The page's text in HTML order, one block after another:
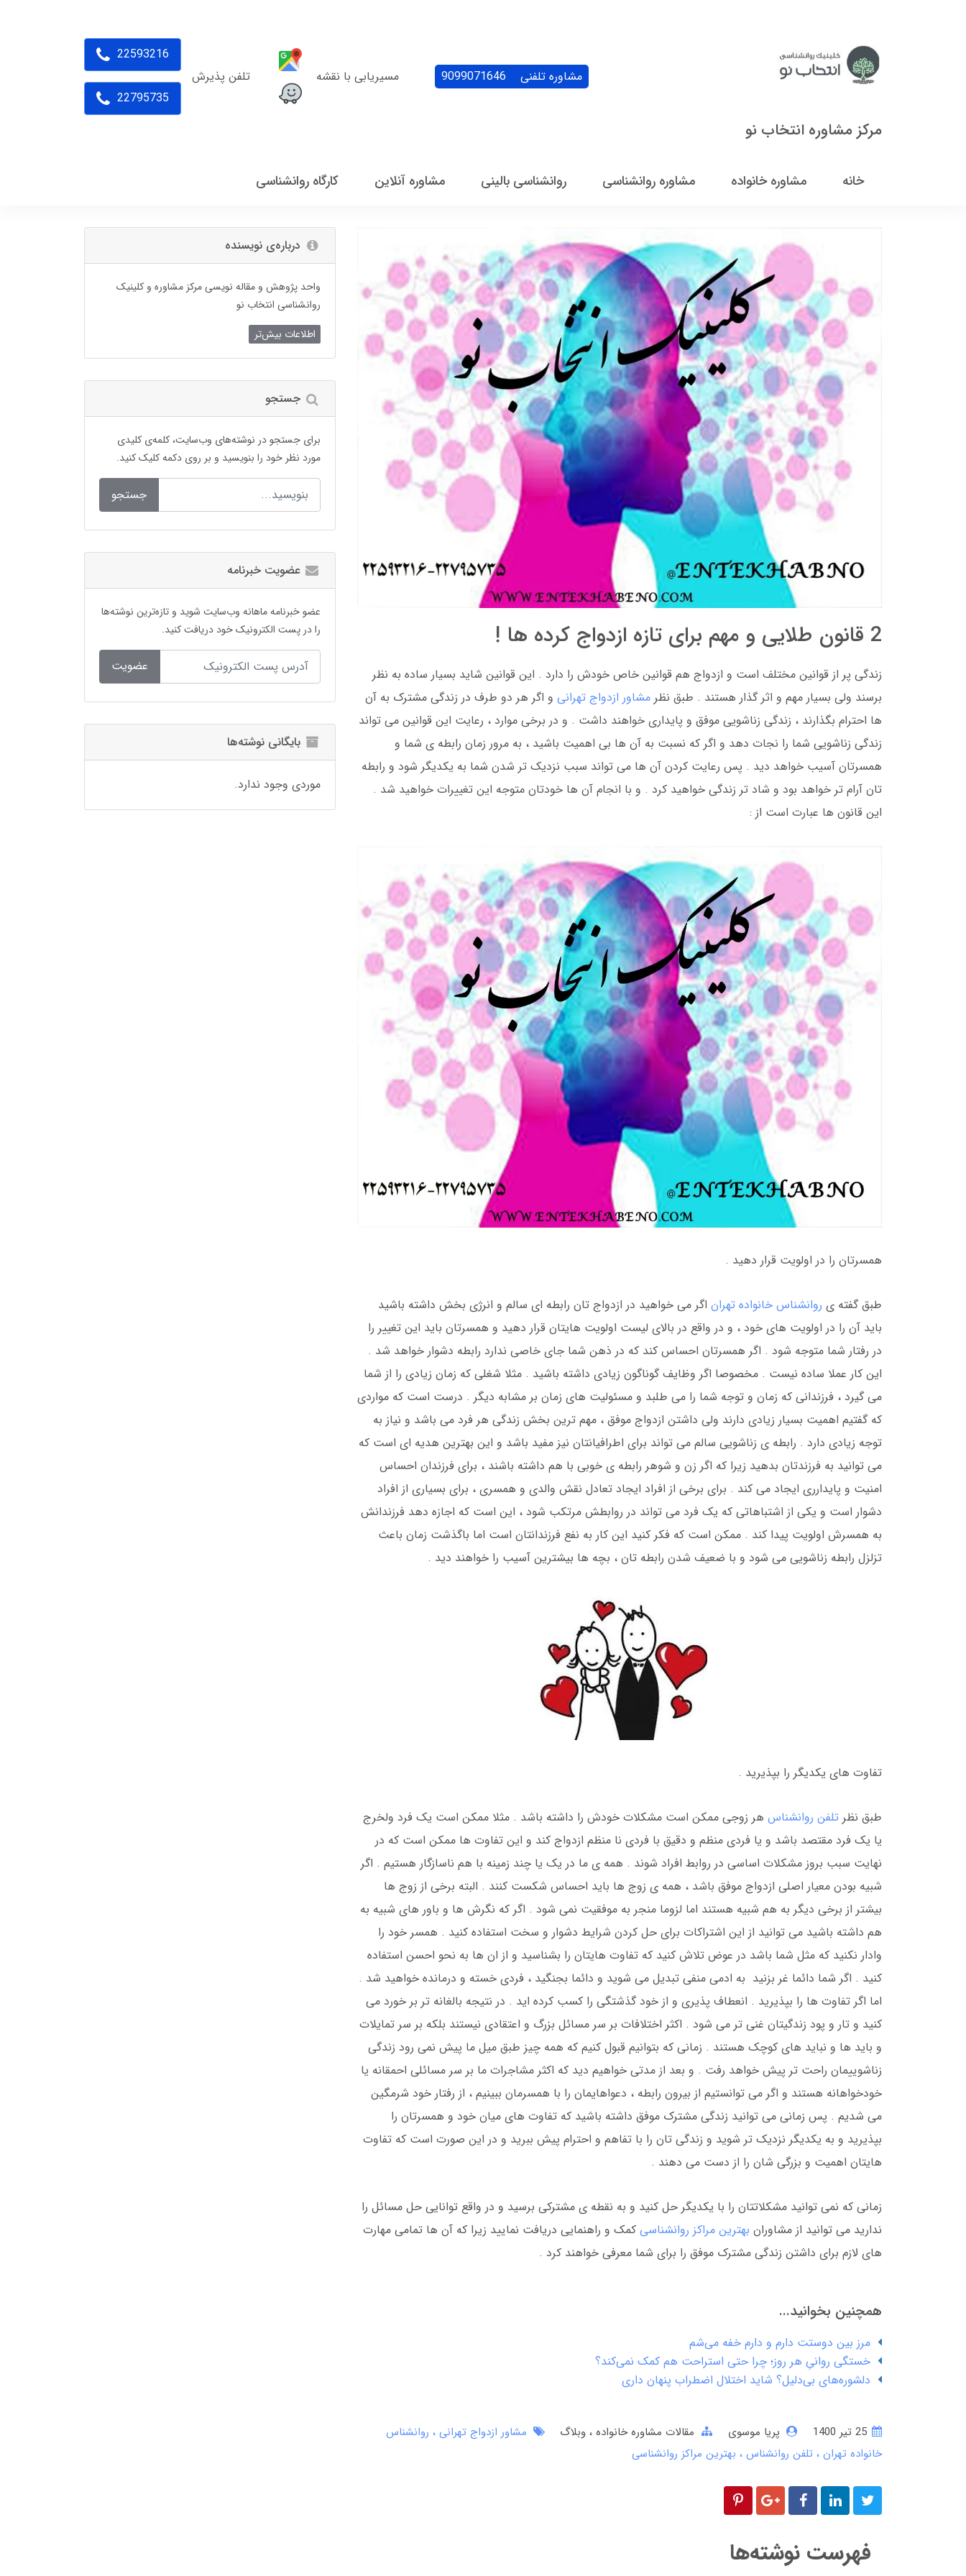
مرکز مشاوره انتخاب نو
مشاوره تلفنی 9099071646 مسیریابی با نقشه تلفن پذیرش
22593216
22795735
خانه مشاوره خانواده مشاوره روانشناسی روانشناسی بالینی مشاوره آنلاین کارگاه روانشناسی
2 قانون طلایی و مهم برای تازه ازدواج کرده ها !
زندگی پر از قوانین مختلف است و ازدواج هم قوانین خاص خودش را دارد . این قوانین شاید بسیار ساده به نظر
برسند ولی بسیار مهم و اثر گذار هستند . طبق نظر مشاور ازدواج تهرانی و اگر هر دو طرف در زندگی مشترک به آن
ها احترام بگذارند ، زندگی زناشویی موفق و پایداری خواهند داشت . و در برخی موارد ، رعایت این قوانین می تواند
زندگی زناشویی شما را نجات دهد و اگر که نسبت به آن ها بی اهمیت باشید ، به مرور زمان رابطه ی شما و
همسرتان آسیب خواهد دید . پس رعایت کردن آن ها می تواند سبب نزدیک تر شدن شما به یکدیگر شود و رابطه
تان آرام تر خواهد بود و شاد تر زندگی خواهید کرد . و با انجام آن ها خودتان متوجه این تغییرات خواهید شد .
این قانون ها عبارت است از :
همسرتان را در اولویت قرار دهید .
طبق گفته ی روانشناس خانواده تهران اگر می خواهید در ازدواج تان رابطه ای سالم و انرژی بخش داشته باشید
باید آن را در اولویت های خود ، و در واقع در بالای لیست اولویت هایتان قرار دهید و همسرتان باید این تغییر را
در رفتار شما متوجه شود . اگر همسرتان احساس کند که در ذهن شما جای خاصی ندارد رابطه دشوار خواهد شد .
این کار عملا ساده نیست . مخصوصا اگر وظایف گوناگون زیادی داشته باشید . مثلا شغلی که زمان زیادی را از شما
می گیرد ، فرزندانی که زمان و توجه شما را می طلبد و مسئولیت های زمان بر مشابه دیگر . درست است که مواردی
که گفتیم اهمیت بسیار زیادی دارند ولی داشتن ازدواج موفق ، مهم ترین بخش زندگی هر فرد می باشد و نیاز به
توجه زیادی دارد . رابطه ی زناشویی سالم می تواند برای اطرافیانتان نیز مفید باشد و این بهترین هدیه ای است که
می توانید به فرزندتان بدهید زیرا که اگر زن و شوهر رابطه ی خوبی با هم داشته باشند ، برای فرزندان احساس
امنیت و پایدارری ایجاد می کند . برای برخی از افراد ایجاد تعادل نقش والدی و همسری ، برای بسیاری از افراد
دشوار است و یکی از اشتباهاتی که یک فرد می تواند در روابطش مرتکب شود ، این است که اجازه دهد فرزندانش
به همسرش اولویت پیدا کند . ممکن است که فکر کنید این کار به نفع فرزندانتان است اما باگذشت زمان باعث
تزلزل رابطه زناشویی می شود و با ضعیف شدن رابطه تان ، بچه ها بیشترین آسیب را خواهند دید .
تفاوت های یکدیگر را بپذیرید .
طبق نظر تلفن روانشناس هر زوجی ممکن است مشکلات خودش را داشته باشد . مثلا ممکن است یک فرد ولخرج
یا یک فرد مقتصد باشد و یا فردی منظم و دقیق با فردی نا منظم ازدواج کند و این تفاوت ها ممکن است که در
نهایت سبب بروز مشکلات اساسی در روابط افراد شوند . همه ی ما در یک یا چند زمینه با هم ناسازگار هستیم . اگر
شبیه بودن معیار اصلی ازدواج موفق باشد ، همه ی زوج ها باید احساس شکست کنند . البته برخی از زوج ها
بیشتر از برخی دیگر به هم شبیه هستند اما لزوما منجر به موفقیت نمی شود . اگر که نگرش ها و باور های شبیه به
هم داشته باشید می توانید از این اشتراکات برای حل کردن شرایط دشوار و سخت استفاده کنید . همسر خود را
وادار نکنید که مثل شما باشد در عوض تلاش کنید که تفاوت هایتان را بشناسید و از ان ها به نحو احسن استفاده
کنید . اگر شما دائما غر بزنید به ادمی منفی تبدیل می شوید و دائما بجنگید ، فردی خسته و درمانده خواهید شد .
اما اگر تفاوت ها را بپذیرید . انعطاف پذیری و از خود گذشتگی را کسب کرده اید . در نتیجه بالغانه تر بر خورد می
کنید و تار و پود زندگیتان غنی تر می شود . اکثر اختلافات بر سر مسائل بزرگ و اعتقادی نیستند بلکه بر سر تمایلات
و باید ها و نباید های کوچک هستند . زمانی که بتوانیم قبول کنیم که همه چیز طبق میل ما پیش نمی رود زندگی
زناشوییمان راحت تر پیش خواهد رفت . و بعد از مدتی خواهیم دید که اکثر مشاجرات ما بر سر مسائلی احمقانه یا
خودخواهانه هستند و اگر می توانستیم از بیرون رابطه ، دعواهایمان را با همسرمان ببینیم ، از رفتار خود شرمگین
می شدیم . پس زمانی می توانید زندگی مشترک موفق داشته باشید که تفاوت های میان خود و همسرتان را
بپذیرید و به یکدیگر نزدیک تر شوید و زندگی تان را با تفاهم و احترام پیش ببرید و در این صورت است که تفاوت
هایتان اهمیت و بزرگی شان را از دست می دهند .
زمانی که نمی توانید مشکلاتتان را با یکدیگر حل کنید و به نقطه ی مشترکی برسید و در واقع توانایی حل مسائل را
ندارید می توانید از مشاوران بهترین مراکز روانشناسی کمک و راهنمایی دریافت نمایید زیرا که آن ها تمامی مهارت
های لازم برای داشتن زندگی مشترک موفق را برای شما معرفی خواهند کرد .
همچنین بخوانید...
مرز بین دوستت دارم و دارم خفه می‌شم
خستگی روانیِ هر روز؛ چرا حتی استراحت هم کمک نمی‌کند؟
دلشوره‌های بی‌دلیل؟ شاید اختلال اضطراب پنهان داری
پریا موسوی مقالات مشاوره خانواده وبلاگ مشاور ازدواج تهرانی
روانشناس
خانواده تهران تلفن روانشناس بهترین مراکز روانشناسی
فهرست نوشته‌ها
درباره‌ی نویسنده
واحد پژوهش و مقاله نویسی مرکز مشاوره و کلینیک
روانشناسی انتخاب نو
اطلاعات بیش‌تر
جستجو
برای جستجو در نوشته‌های وب‌سایت، کلمه‌ی کلیدی
مورد نظر خود را بنویسید و بر روی دکمه کلیک کنید.
جستجو
عضویت خبرنامه
عضو خبرنامه ماهانه وب‌سایت شوید و تازه‌ترین نوشته‌ها
را در پست الکترونیک خود دریافت کنید.
عضویت
بایگانی نوشته‌ها
موردی وجود ندارد.